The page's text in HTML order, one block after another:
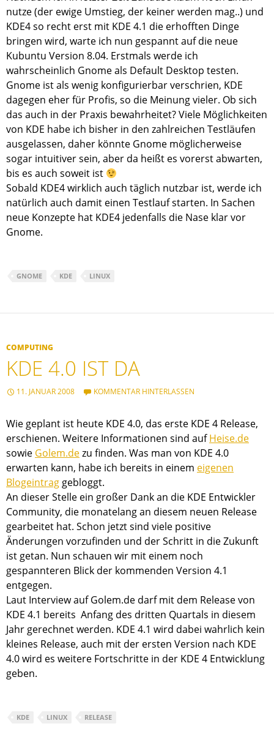
nutze (der ewige Umstieg, der keiner werden mag..) und
KDE4 so recht erst mit KDE 4.1 die erhofften Dinge
bringen wird, warte ich nun gespannt auf die neue
Kubuntu Version 8.04. Erstmals werde ich
wahrscheinlich Gnome als Default Desktop testen.
Gnome ist als wenig konfigurierbar verschrien, KDE
dagegen eher für Profis, so die Meinung vieler. Ob sich
das auch in der Praxis bewahrheitet? Viele Möglichkeiten
von KDE habe ich bisher in den zahlreichen Testläufen
ausgelassen, daher könnte Gnome möglicherweise
sogar intuitiver sein, aber da heißt es vorerst abwarten,
bis es auch soweit ist
Sobald KDE4 wirklich auch täglich nutzbar ist, werde ich
natürlich auch damit einen Testlauf starten. In Sachen
neue Konzepte hat KDE4 jedenfalls die Nase klar vor
Gnome.
GNOME KDE LINUX
COMPUTING
KDE 4.0 IST DA
11. JANUAR 2008 KOMMENTAR HINTERLASSEN
Wie geplant ist heute KDE 4.0, das erste KDE 4 Release,
erschienen. Weitere Informationen sind aufHeise.de
sowie Golem.dezu finden. Was man von KDE 4.0
erwarten kann, habe ich bereits in einem eigenen
Blogeintrag gebloggt.
An dieser Stelle ein großer Dank an die KDE Entwickler
Community, die monatelang an diesem neuen Release
gearbeitet hat. Schon jetzt sind viele positive
Änderungen vorzufinden und der Schritt in die Zukunft
ist getan. Nun schauen wir mit einem noch
gespannteren Blick der kommenden Version 4.1
entgegen.
Laut Interview auf Golem.de darf mit dem Release von
KDE 4.1 bereits Anfang des dritten Quartals in diesem
Jahr gerechnet werden. KDE 4.1 wird dabei wahrlich kein
kleines Release, auch mit der ersten Version nach KDE
4.0 wird es weitere Fortschritte in der KDE 4 Entwicklung
geben.
KDE LINUX RELEASE